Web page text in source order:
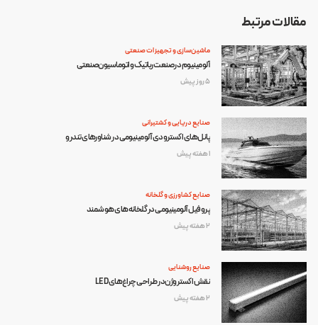
مقالات مرتبط
ماشین‌سازی و تجهیزات صنعتی
آلومینیوم در صنعت رباتیک و اتوماسیون صنعتی
5 روز پیش
صنایع دریایی و کشتیرانی
پانل‌های اکسترودی آلومینیومی در شناورهای تندرو
1 هفته پیش
صنایع کشاورزی و گلخانه
پروفیل آلومینیومی در گلخانه‌های هوشمند
2 هفته پیش
صنایع روشنایی
نقش اکستروژن در طراحی چراغ‌های LED
2 هفته پیش